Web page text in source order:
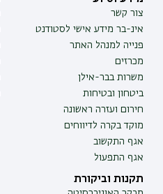
צור קשר
אינ-בר מידע אישי לסטודנט
פנייה למנהל האתר
מכרזים
משרות בבר-אילן
ביטחון ובטיחות
חירום ועזרה ראשונה
מוקד בקרה לדיווחים
אגף התקשוב
אגף התפעול
תקנות וביקורת